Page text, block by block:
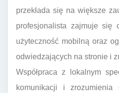
przekłada się na większe
profesjonalista zajmuje się
użyteczność mobilną oraz
odwiedzających na stronie i
Współpraca z lokalnym
komunikacji i